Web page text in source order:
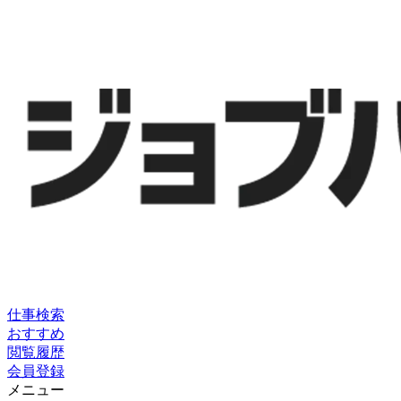
仕事検索
おすすめ
閲覧履歴
会員登録
メニュー